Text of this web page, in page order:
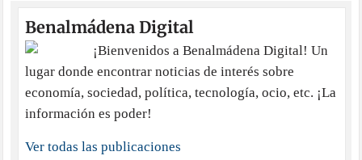
Benalmádena Digital
¡Bienvenidos a Benalmádena Digital! Un
lugar donde encontrar noticias de interés sobre
economía, sociedad, política, tecnología, ocio, etc. ¡La
información es poder!
Ver todas las publicaciones